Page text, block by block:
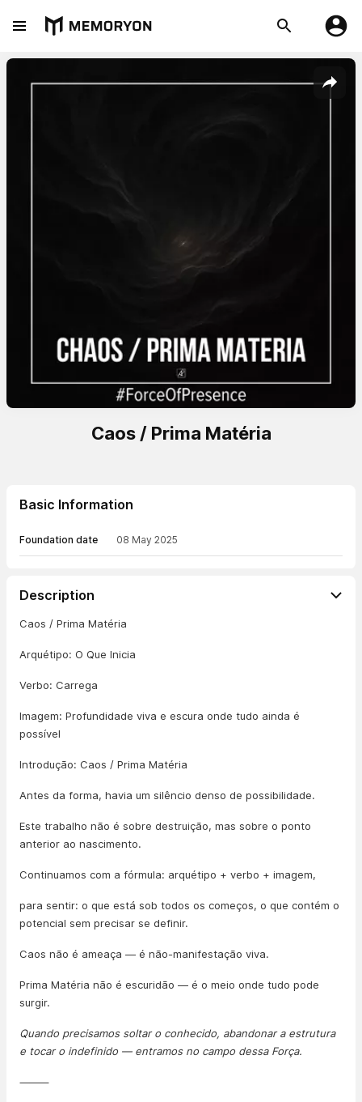
Caos / Prima Matéria
Basic Information
Foundation date 08 May 2025
Description
Caos / Prima Matéria
Arquétipo: O Que Inicia
Verbo: Carrega
Imagem: Profundidade viva e escura onde tudo ainda é
possível
Introdução: Caos / Prima Matéria
Antes da forma, havia um silêncio denso de possibilidade.
Este trabalho não é sobre destruição, mas sobre o ponto
anterior ao nascimento.
Continuamos com a fórmula: arquétipo + verbo + imagem,
para sentir: o que está sob todos os começos, o que contém o
potencial sem precisar se definir.
Caos não é ameaça — é não-manifestação viva.
Prima Matéria não é escuridão — é o meio onde tudo pode
surgir.
Quando precisamos soltar o conhecido, abandonar a estrutura
e tocar o indefinido — entramos no campo dessa Força.
⸻